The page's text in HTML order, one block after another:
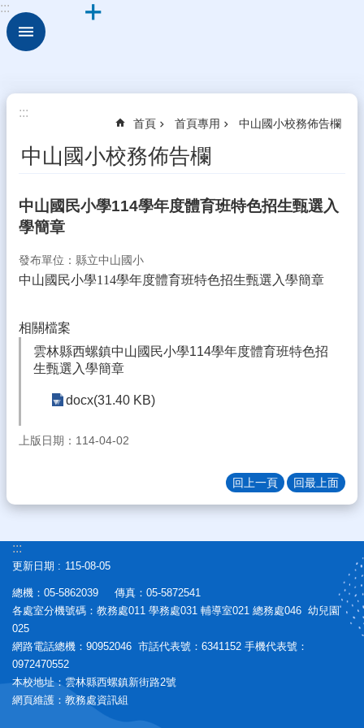
跳到主要內容區塊
進
細
中
山
園
組
校
化
校
成
宣
導
專
區
教
師
專
區
:::
:::
首頁 首頁專用 中山國小校務佈告欄
中山國小校務佈告欄
中山國民小學114學年度體育班特色招生甄選入
學簡章
發布單位：縣立中山國小
中山國民小學114學年度體育班特色招生甄選入學簡章
相關檔案
雲林縣西螺鎮中山國民小學114學年度體育班特色招
生甄選入學簡章
docx(31.40 KB)
上版日期：114-04-02
回上一頁 回最上面
:::
更新日期 115-08-05
總機：05-5862039 傳真：05-5872541
各處室分機號碼：教務處011 學務處031 輔導室021 總務處046 幼兒園
025
網路電話總機：90952046 市話代表號：6341152 手機代表號：
0972470552
本校地址：雲林縣西螺鎮新街路2號
網頁維護：教務處資訊組